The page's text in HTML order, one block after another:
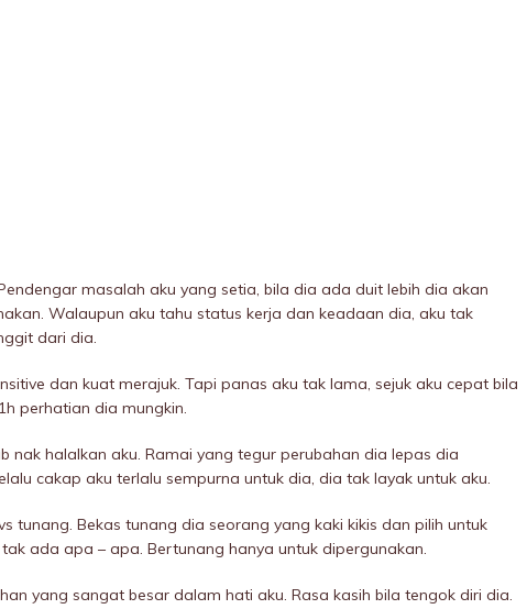
masalah aku yang setia, bila dia ada duit lebih dia akan
Walaupun aku tahu status kerja dan keadaan dia, aku tak
dari dia.
dan kuat merajuk. Tapi panas aku tak lama, sejuk aku cepat bila
perhatian dia mungkin.
nak halalkan aku. Ramai yang tegur perubahan dia lepas dia
cakap aku terlalu sempurna untuk dia, dia tak layak untuk aku.
tunang. Bekas tunang dia seorang yang kaki kikis dan pilih untuk
ada apa – apa. Bertunang hanya untuk dipergunakan.
yang sangat besar dalam hati aku. Rasa kasih bila tengok diri dia.